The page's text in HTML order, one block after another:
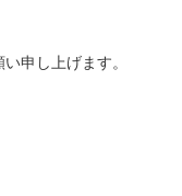
申し上げます。